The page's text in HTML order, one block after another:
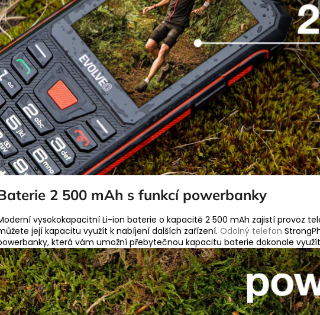
2 500 mAh s funkcí powerbanky
vysokokapacitní Li-ion baterie o kapacitě 2 500 mAh zajistí provoz
její kapacitu využít k nabíjení dalších zařízení. Odolný telefon
která vám umožní přebytečnou kapacitu baterie dokonale